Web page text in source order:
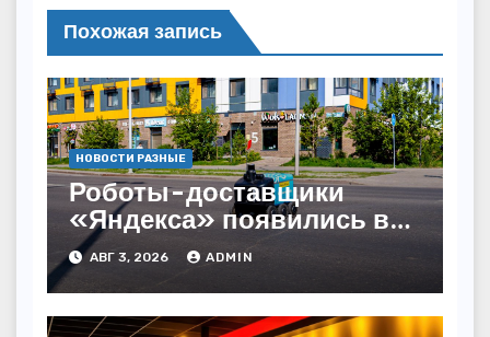
Похожая запись
НОВОСТИ РАЗНЫЕ
Роботы-доставщики
«Яндекса» появились в
Казахстане
АВГ 3, 2026 ADMIN